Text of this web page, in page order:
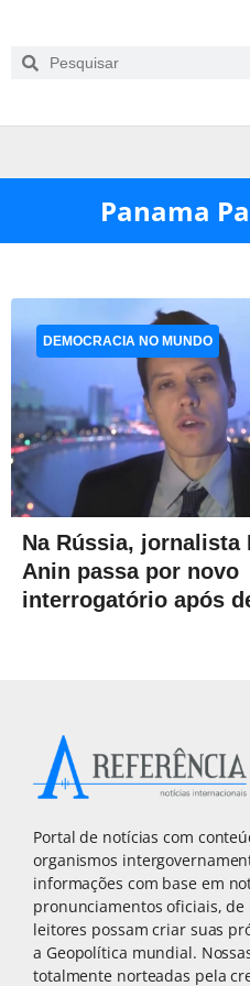
Panama
Na Rússia, jornalista
Anin passa por novo
interrogatório após
DEMOCRACIA NO MUNDO
Portal de notícias com
organismos
informações com base em
pronunciamentos oficiais, de
leitores possam criar suas
a Geopolítica mundial.
totalmente norteadas pela